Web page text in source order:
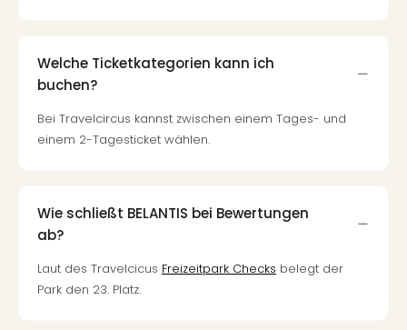
Welche Ticketkategorien kann ich
buchen?
Bei Travelcircus kannst zwischen einem Tages- und
einem 2-Tagesticket wählen.
Wie schließt BELANTIS bei Bewertungen
ab?
Laut des Travelcicus Freizeitpark Checks belegt der
Park den 23. Platz.